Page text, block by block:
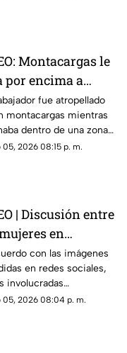
Montacargas le
por encima a
dentro de
fue atropellado
montacargas mientras
dentro de una zona
cámaras de
05, 2026 08:15 p. m.
| Discusión entre
en
público
en jalones de
con las imágenes
en redes sociales,
involucradas
a intercambiar
05, 2026 08:04 p. m.